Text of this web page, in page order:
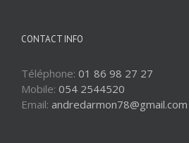
CONTACT INFO
Téléphone: 01 86 98 27 27
Mobile: 054 2544520
Email: andredarmon78@gmail.com